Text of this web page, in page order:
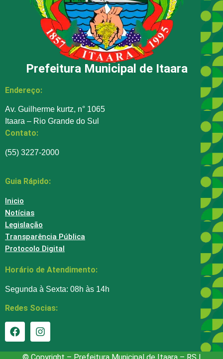
Prefeitura Municipal de Itaara
Endereço:
Av. Guilherme kurtz, n° 1065
Itaara – Rio Grande do Sul
Contato:
(55) 3227-2000
Guia Rápido:
Inicio
Notícias
Legislação
Transparência Pública
Protocolo Digital
Horário de Atendimento:
Segunda à Sexta: 08h às 14h
Redes Socias:
© Copyright – Prefeitura Municipal de Itaara – RS |